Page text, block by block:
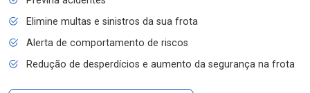
Elimine multas e sinistros da sua frota
Alerta de comportamento de riscos
Redução de desperdícios e aumento da segurança na frota